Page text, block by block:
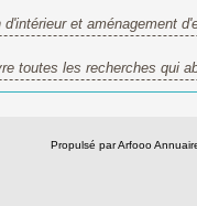
et aménagement
toutes les recherches qui
Propulsé par Arfooo